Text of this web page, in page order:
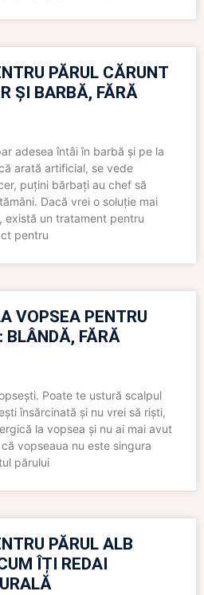
PĂRUL CĂRUNT
ȘI BARBĂ, FĂRĂ
adesea întâi în barbă și pe la
arată artificial, se vede
puțini bărbați au chef să
Dacă vrei o soluție mai
există un tratament pentru
pentru
VOPSEA PENTRU
BLÂNDĂ, FĂRĂ
Poate te ustură scalpul
însărcinată și nu vrei să riști,
la vopsea și nu ai mai avut
vopseaua nu este singura
părului
PĂRUL ALB
ÎȚI REDAI